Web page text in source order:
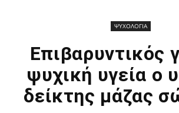
ΨΥΧΟΛΟΓΙΑ
Επιβαρυντικός
ψυχική υγεία ο
δείκτης μάζας